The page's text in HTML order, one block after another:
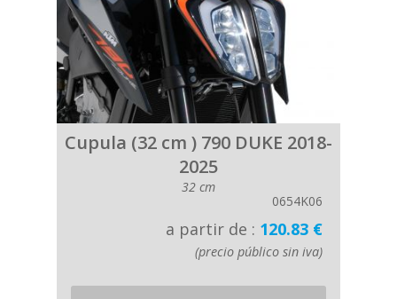
Cupula (32 cm ) 790 DUKE 2018-
2025
32 cm
0654K06
a partir de : 120.83 €
(precio público sin iva)